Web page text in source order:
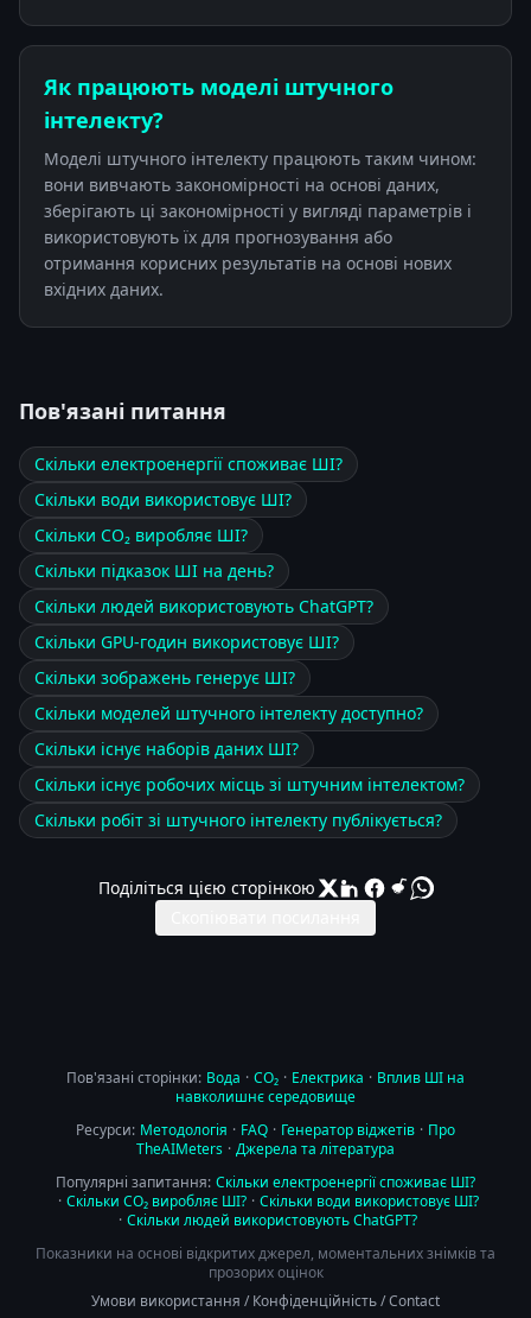
Як працюють моделі штучного
інтелекту?
Моделі штучного інтелекту працюють таким чином:
вони вивчають закономірності на основі даних,
зберігають ці закономірності у вигляді параметрів і
використовують їх для прогнозування або
отримання корисних результатів на основі нових
вхідних даних.
Пов'язані питання
Скільки електроенергії споживає ШІ?
Скільки води використовує ШІ?
Скільки CO₂ виробляє ШІ?
Скільки підказок ШІ на день?
Скільки людей використовують ChatGPT?
Скільки GPU-годин використовує ШІ?
Скільки зображень генерує ШІ?
Скільки моделей штучного інтелекту доступно?
Скільки існує наборів даних ШІ?
Скільки існує робочих місць зі штучним інтелектом?
Скільки робіт зі штучного інтелекту публікується?
Поділіться цією сторінкою
Пов'язані сторінки: Вода · CO₂ · Електрика · Вплив ШІ на
навколишнє середовище
Ресурси: Методологія · FAQ · Генератор віджетів · Про
TheAIMeters · Джерела та література
Популярні запитання: Скільки електроенергії споживає ШІ?
· Скільки CO₂ виробляє ШІ? · Скільки води використовує ШІ?
· Скільки людей використовують ChatGPT?
Показники на основі відкритих джерел, моментальних знімків та
прозорих оцінок
Умови використання /Конфіденційність/Contact